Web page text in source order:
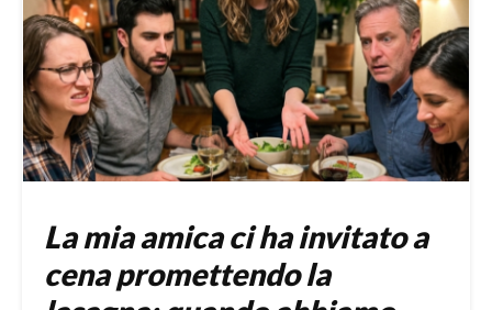
La mia amica ci ha invitato a
cena promettendo la